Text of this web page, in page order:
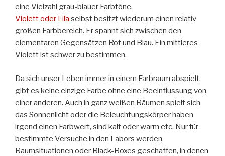
eine Vielzahl grau-blauer Farbtöne.
Violett oder Lila selbst besitzt wiederum einen relativ
großen Farbbereich. Er spannt sich zwischen den
elementaren Gegensätzen Rot und Blau. Ein mittleres
Violett ist schwer zu bestimmen.
Da sich unser Leben immer in einem Farbraum abspielt,
gibt es keine einzige Farbe ohne eine Beeinflussung von
einer anderen. Auch in ganz weißen Räumen spielt sich
das Sonnenlicht oder die Beleuchtungskörper haben
irgend einen Farbwert, sind kalt oder warm etc. Nur für
bestimmte Versuche in den Labors werden
Raumsituationen oder Black-Boxes geschaffen, in denen